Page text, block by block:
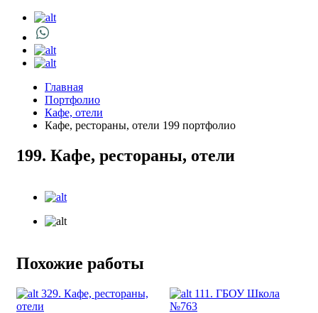
Главная
Портфолио
Кафе, отели
Кафе, рестораны, отели 199 портфолио
199. Кафе, рестораны, отели
Похожие работы
329. Кафе, рестораны,
отели
111. ГБОУ Школа
№763